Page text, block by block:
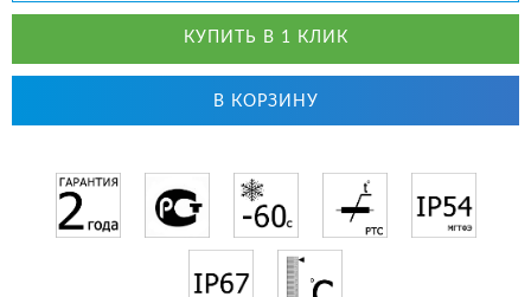
КУПИТЬ В 1 КЛИК
В КОРЗИНУ